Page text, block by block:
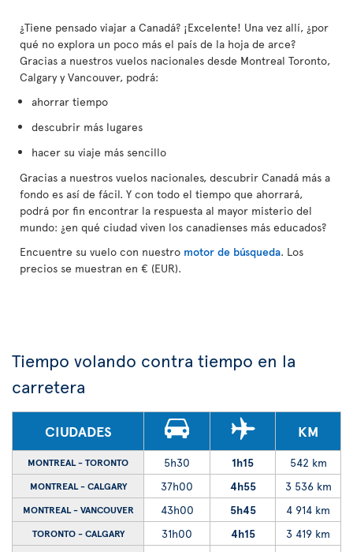
¿Tiene pensado viajar a Canadá? ¡Excelente! Una vez allí, ¿por
qué no explora un poco más el país de la hoja de arce?
Gracias a nuestros vuelos nacionales desde Montreal Toronto,
Calgary y Vancouver, podrá:
ahorrar tiempo
descubrir más lugares
hacer su viaje más sencillo
Gracias a nuestros vuelos nacionales, descubrir Canadá más a
fondo es así de fácil. Y con todo el tiempo que ahorrará,
podrá por fin encontrar la respuesta al mayor misterio del
mundo: ¿en qué ciudad viven los canadienses más educados?
Encuentre su vuelo con nuestro motor de búsqueda. Los
precios se muestran en € (EUR).
Tiempo volando contra tiempo en la
carretera
CIUDADES KM
MONTREAL - TORONTO 5h30 1h15 542 km
MONTREAL - CALGARY 37h00 4h55 3 536 km
MONTREAL - VANCOUVER 43h00 5h45 4 914 km
TORONTO - CALGARY 31h00 4h15 3 419 km